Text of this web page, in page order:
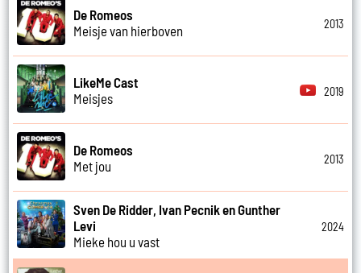
De Romeos
Meisje van hierboven
2013
LikeMe Cast
Meisjes
2019
De Romeos
Met jou
2013
Sven De Ridder, Ivan Pecnik en Gunther
Levi
Mieke hou u vast
2024